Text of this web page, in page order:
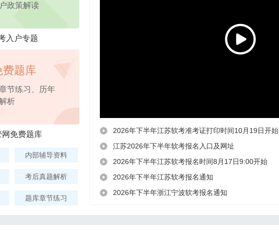
政策解读
入户专题
题库
节练习、历年
析
网免费题库
内部辅导资料
考后真题解析
题库章节练习
2026年下半年江苏软考准考证打印时间10月19日开始
江苏2026年下半年软考报名入口及网址
2026年下半年江苏软考报名时间8月17日9:00开始
2026年下半年江苏软考报名通知
2026年下半年浙江宁波软考报名通知